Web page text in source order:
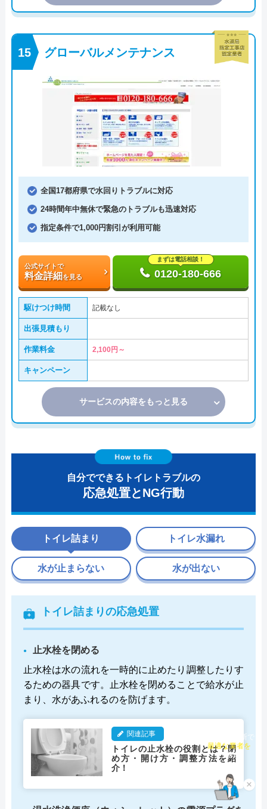
グローバルメンテナンス
全国17都府県で水回りトラブルに対応
24時間年中無休で緊急のトラブルも迅速対応
指定条件で1,000円割引が利用可能
公式サイトで
料金詳細を見る
まずは電話相談！
0120-180-666
駆けつけ時間 記載なし
出張見積もり
作業料金 2,100円～
キャンペーン
サービスの内容をもっと見る
自分でできるトイレトラブルの
応急処置とNG行動
トイレ詰まり
トイレ詰まりの応急処置
止水栓を閉める
止水栓は水の流れを一時的に止めたり調整したりす
るための器具です。止水栓を閉めることで給水が止
まり、水があふれるのを防げます。
関連記事
トイレの止水栓の役割とは？閉
め方・開け方・調整方法を紹
介！
トイレ水漏れ
水が止まらない 水が出ない
×
チャット診断で
最適な業者を
ご提案